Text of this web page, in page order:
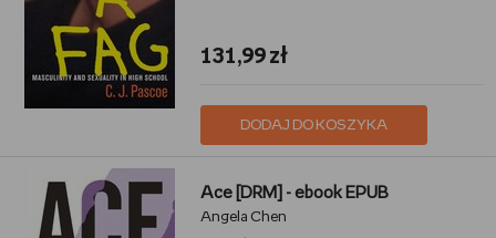
131,99 zł
DODAJ DO KOSZYKA
Ace [DRM] - ebook EPUB
Angela Chen